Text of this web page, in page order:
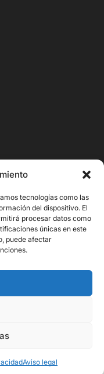
tecnologías como las
del dispositivo. El
procesar datos como
únicas en este
puede afectar
Aviso legal